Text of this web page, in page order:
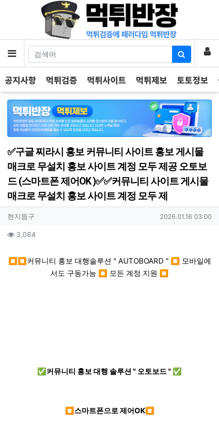
메뉴 로
공지사항 먹튀검증 먹튀사이트 먹튀제보 토토정보
✅구글 찌라시 홍보 커뮤니티 사이트 홍보 게시물
매크로 무설치 홍보 사이트 계정 모두 제공 오토보
드 (스마트폰 제어OK )✅✅커뮤니티 사이트 게시물
매크로 무설치 홍보 사이트 계정 모두 제
작성자 정보
현지뜸구 작성일
2026.01.16 03:00
컨텐츠 정보
3,084
⏹⏹커뮤니티 홍보 대행솔루션 " AUTOBOARD " ⏹ 모바일에
서도 구동가능 ⏹ 모든 계정 지원 ⏹
✅커뮤니티 홍보 대행 솔루션 " 오토보드 " ✅
⏹스마트폰으로 제어OK⏹